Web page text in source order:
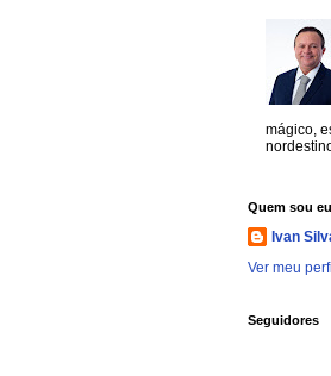
mágico,
Quem sou eu
Ivan
Ver meu
Seguidores